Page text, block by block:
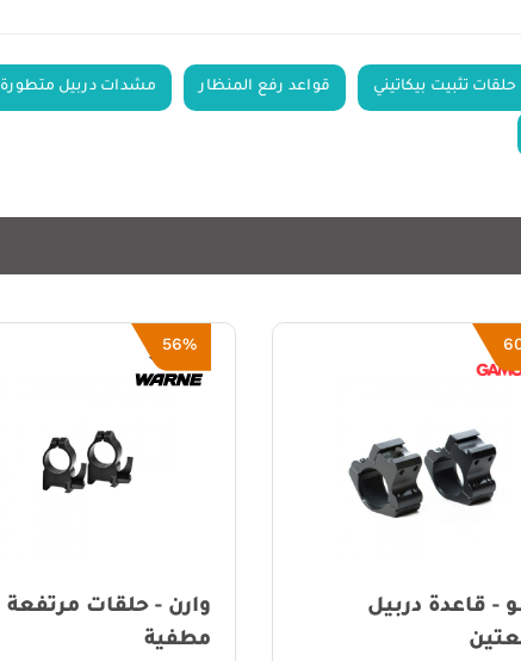
حلقات تثبيت بيكاتيني قواعد رفع المنظار مشدات دربيل متطورة
- قاعدة دربيل
56%
وارن - حلقات مرتفعة
مطفية